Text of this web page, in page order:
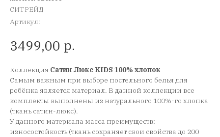
СИТРЕЙД
Артикул:
3499,00 р.
Коллекция Сатин Люкс KIDS 100% хлопок
Самым важным при выборе постельного белья для
ребёнка является материал. В данной коллекции все
комплекты выполнены из натурального 100%-го хлопка
(ткань сатин-люкс).
У данного материала масса преимуществ:
износостойкость (ткань сохраняет свои свойства до 200